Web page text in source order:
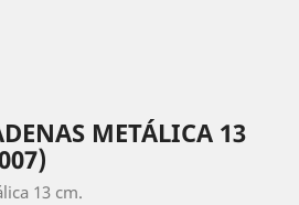
METÁLICA 13
13 cm.